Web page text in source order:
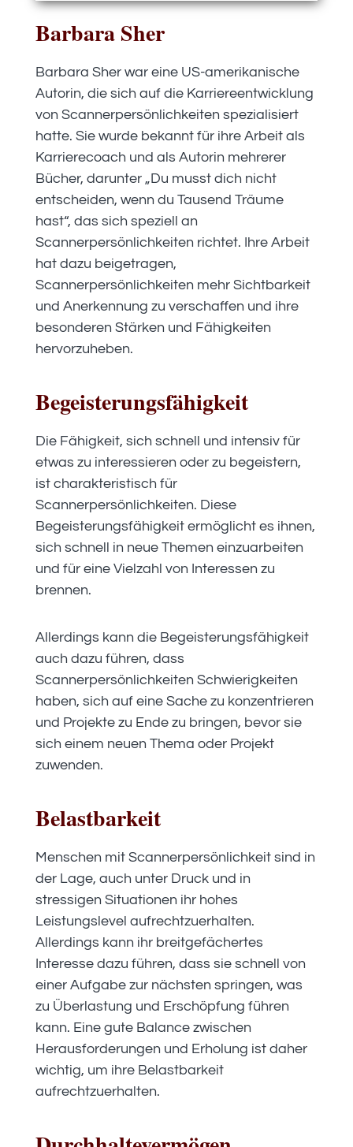
Barbara Sher
Barbara Sher war eine US-amerikanische
Autorin, die sich auf die Karriereentwicklung
von Scannerpersönlichkeiten spezialisiert
hatte. Sie wurde bekannt für ihre Arbeit als
Karrierecoach und als Autorin mehrerer
Bücher, darunter „Du musst dich nicht
entscheiden, wenn du Tausend Träume
hast“, das sich speziell an
Scannerpersönlichkeiten richtet. Ihre Arbeit
hat dazu beigetragen,
Scannerpersönlichkeiten mehr Sichtbarkeit
und Anerkennung zu verschaffen und ihre
besonderen Stärken und Fähigkeiten
hervorzuheben.
Begeisterungsfähigkeit
Die Fähigkeit, sich schnell und intensiv für
etwas zu interessieren oder zu begeistern,
ist charakteristisch für
Scannerpersönlichkeiten. Diese
Begeisterungsfähigkeit ermöglicht es ihnen,
sich schnell in neue Themen einzuarbeiten
und für eine Vielzahl von Interessen zu
brennen.
Allerdings kann die Begeisterungsfähigkeit
auch dazu führen, dass
Scannerpersönlichkeiten Schwierigkeiten
haben, sich auf eine Sache zu konzentrieren
und Projekte zu Ende zu bringen, bevor sie
sich einem neuen Thema oder Projekt
zuwenden.
Belastbarkeit
Menschen mit Scannerpersönlichkeit sind in
der Lage, auch unter Druck und in
stressigen Situationen ihr hohes
Leistungslevel aufrechtzuerhalten.
Allerdings kann ihr breitgefächertes
Interesse dazu führen, dass sie schnell von
einer Aufgabe zur nächsten springen, was
zu Überlastung und Erschöpfung führen
kann. Eine gute Balance zwischen
Herausforderungen und Erholung ist daher
wichtig, um ihre Belastbarkeit
aufrechtzuerhalten.